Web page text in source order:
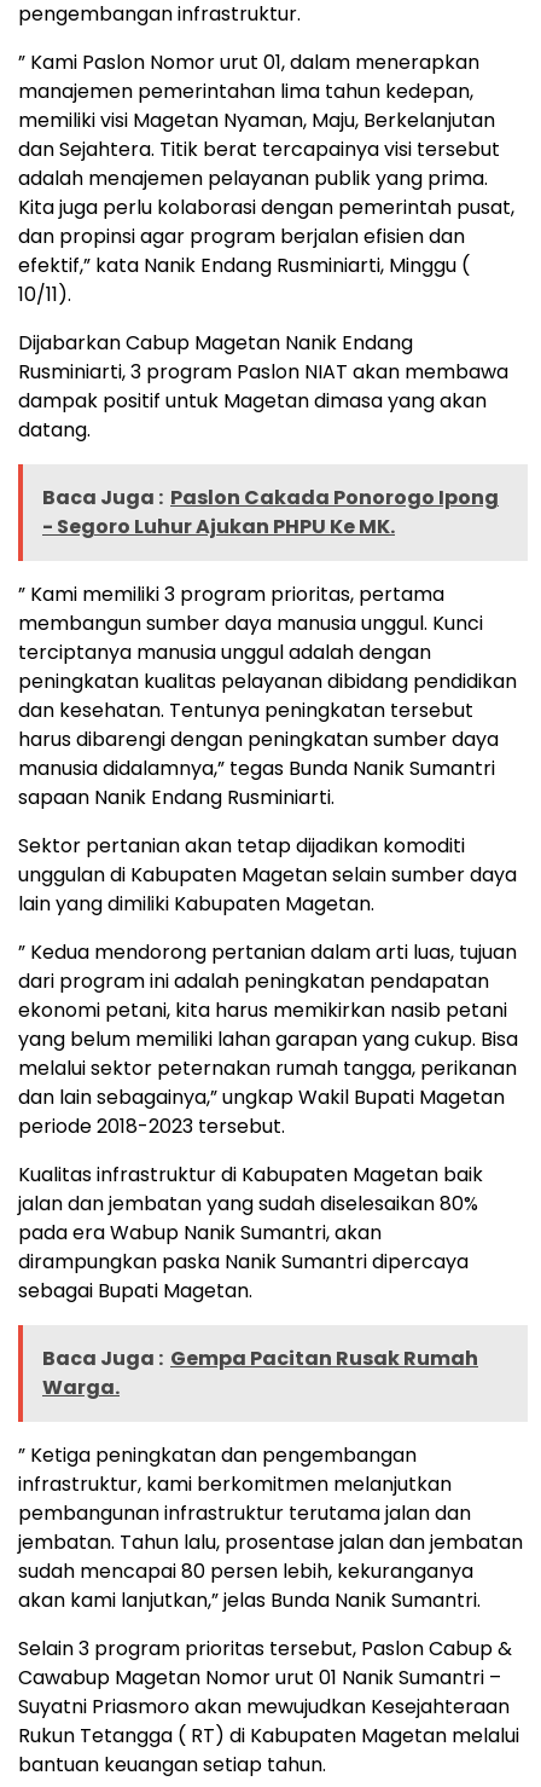
pengembangan infrastruktur.
” Kami Paslon Nomor urut 01, dalam menerapkan
manajemen pemerintahan lima tahun kedepan,
memiliki visi Magetan Nyaman, Maju, Berkelanjutan
dan Sejahtera. Titik berat tercapainya visi tersebut
adalah menajemen pelayanan publik yang prima.
Kita juga perlu kolaborasi dengan pemerintah pusat,
dan propinsi agar program berjalan efisien dan
efektif,” kata Nanik Endang Rusminiarti, Minggu (
10/11).
Dijabarkan Cabup Magetan Nanik Endang
Rusminiarti, 3 program Paslon NIAT akan membawa
dampak positif untuk Magetan dimasa yang akan
datang.
Baca Juga : Paslon Cakada Ponorogo Ipong
- Segoro Luhur Ajukan PHPU Ke MK.
” Kami memiliki 3 program prioritas, pertama
membangun sumber daya manusia unggul. Kunci
terciptanya manusia unggul adalah dengan
peningkatan kualitas pelayanan dibidang pendidikan
dan kesehatan. Tentunya peningkatan tersebut
harus dibarengi dengan peningkatan sumber daya
manusia didalamnya,” tegas Bunda Nanik Sumantri
sapaan Nanik Endang Rusminiarti.
Sektor pertanian akan tetap dijadikan komoditi
unggulan di Kabupaten Magetan selain sumber daya
lain yang dimiliki Kabupaten Magetan.
” Kedua mendorong pertanian dalam arti luas, tujuan
dari program ini adalah peningkatan pendapatan
ekonomi petani, kita harus memikirkan nasib petani
yang belum memiliki lahan garapan yang cukup. Bisa
melalui sektor peternakan rumah tangga, perikanan
dan lain sebagainya,” ungkap Wakil Bupati Magetan
periode 2018-2023 tersebut.
Kualitas infrastruktur di Kabupaten Magetan baik
jalan dan jembatan yang sudah diselesaikan 80%
pada era Wabup Nanik Sumantri, akan
dirampungkan paska Nanik Sumantri dipercaya
sebagai Bupati Magetan.
Baca Juga : Gempa Pacitan Rusak Rumah
Warga.
” Ketiga peningkatan dan pengembangan
infrastruktur, kami berkomitmen melanjutkan
pembangunan infrastruktur terutama jalan dan
jembatan. Tahun lalu, prosentase jalan dan jembatan
sudah mencapai 80 persen lebih, kekuranganya
akan kami lanjutkan,” jelas Bunda Nanik Sumantri.
Selain 3 program prioritas tersebut, Paslon Cabup &
Cawabup Magetan Nomor urut 01 Nanik Sumantri –
Suyatni Priasmoro akan mewujudkan Kesejahteraan
Rukun Tetangga ( RT) di Kabupaten Magetan melalui
bantuan keuangan setiap tahun.